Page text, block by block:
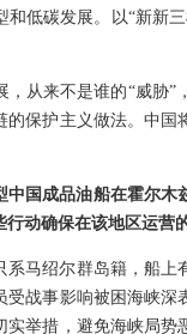
低碳发展。以“新新
从来不是谁的“威胁
保护主义做法。中
国成品油船在霍尔
动确保在该地区运营
马绍尔群岛籍，船
战事影响被困海峡
举措，避免海峡局